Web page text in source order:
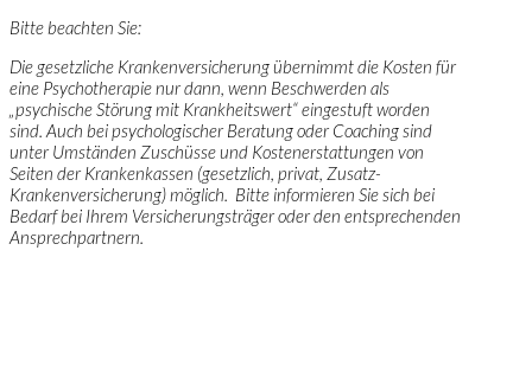
Bitte beachten Sie:
Die gesetzliche Krankenversicherung übernimmt die Kosten für
eine Psychotherapie nur dann, wenn Beschwerden als
„psychische Störung mit Krankheitswert“ eingestuft worden
sind. Auch bei psychologischer Beratung oder Coaching sind
unter Umständen Zuschüsse und Kostenerstattungen von
Seiten der Krankenkassen (gesetzlich, privat, Zusatz-
Krankenversicherung) möglich. Bitte informieren Sie sich bei
Bedarf bei Ihrem Versicherungsträger oder den entsprechenden
Ansprechpartnern.